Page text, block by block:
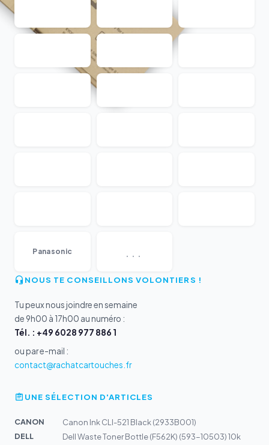
Panasonic ...
NOUS TE CONSEILLONS VOLONTIERS !
Tu peux nous joindre en semaine
de 9h00 à 17h00 au numéro :
Tél. : +49 6028 977 886 1
ou par e-mail :
contact@rachatcartouches.fr
UNE SÉLECTION D'ARTICLES
CANON
Canon Ink CLI-521 Black (2933B001)
DELL
Dell Waste Toner Bottle (F562K) (593-10503) 10k